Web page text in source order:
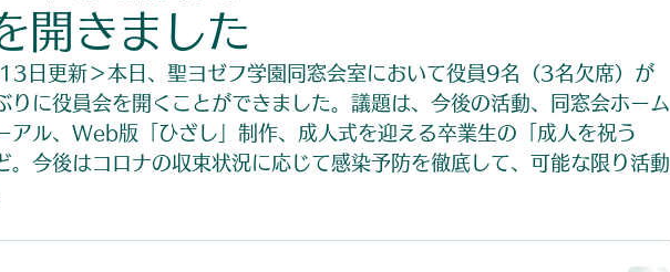
開きました
日更新＞本日、聖ヨゼフ学園同窓会室において役員9名（3名欠席）が
りに役員会を開くことができました。議題は、今後の活動、同窓会ホーム
アル、Web版「ひざし」制作、成人式を迎える卒業生の「成人を祝う
。今後はコロナの収束状況に応じて感染予防を徹底して、可能な限り活動